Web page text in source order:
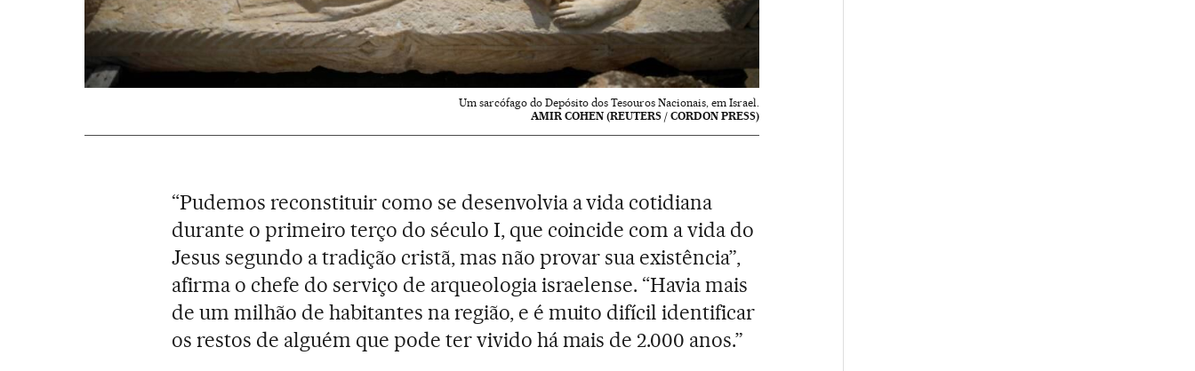
Um sarcófago do Depósito dos Tesouros Nacionais, em Israel.
AMIR COHEN (REUTERS / CORDON PRESS)
“Pudemos reconstituir como se desenvolvia a vida cotidiana
durante o primeiro terço do século I, que coincide com a vida do
Jesus segundo a tradição cristã, mas não provar sua existência”,
afirma o chefe do serviço de arqueologia israelense. “Havia mais
de um milhão de habitantes na região, e é muito difícil identificar
os restos de alguém que pode ter vivido há mais de 2.000 anos.”